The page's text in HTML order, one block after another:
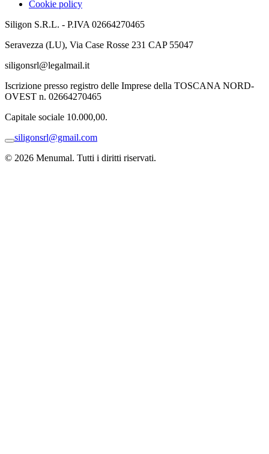
Cookie policy
Siligon S.R.L. - P.IVA 02664270465
Seravezza (LU), Via Case Rosse 231 CAP 55047
siligonsrl@legalmail.it
Iscrizione presso registro delle Imprese della TOSCANA NORD-
OVEST n. 02664270465
Capitale sociale 10.000,00.
siligonsrl@gmail.com
© 2026 Menumal. Tutti i diritti riservati.